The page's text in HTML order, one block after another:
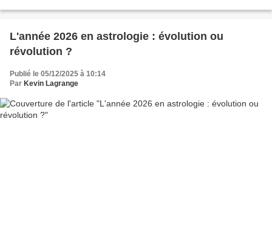
L'année 2026 en astrologie : évolution ou
révolution ?
Publié le 05/12/2025 à 10:14
Par Kevin Lagrange